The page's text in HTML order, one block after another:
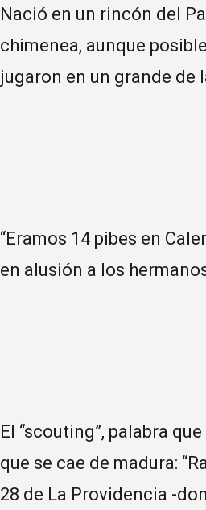
Nació en un rincón del
chimenea, aunque
jugaron en un grande de
“Eramos 14 pibes en
en alusión a los
El “scouting”, palabra
que se cae de madura:
28 de La Providencia -